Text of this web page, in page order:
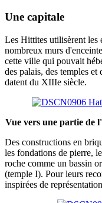
Une capitale
Les Hittites utilisèrent les
nombreux murs
cette ville qui pouvait
des palais, des temples
datent du XIIIe siècle.
Vue vers une partie de
Des constructions en
les fondations de pierre,
roche comme un bassin
(temple I). Pour leurs
inspirées de